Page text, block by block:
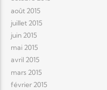
août 2015
juillet 2015
juin 2015
mai 2015
avril 2015
mars 2015
février 2015